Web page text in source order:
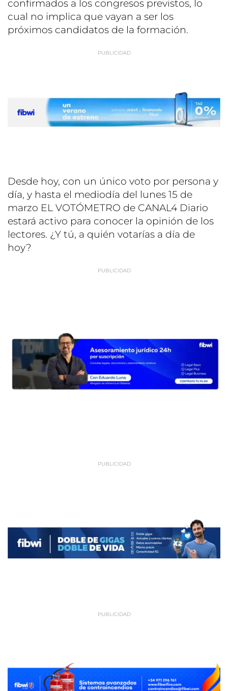
confirmados a los congresos previstos, lo
cual no implica que vayan a ser los
próximos candidatos de la formación.
Desde hoy, con un único voto por persona y
día, y hasta el mediodía del lunes 15 de
marzo EL VOTÓMETRO de CANAL4 Diario
estará activo para conocer la opinión de los
lectores. ¿Y tú, a quién votarías a día de
hoy?